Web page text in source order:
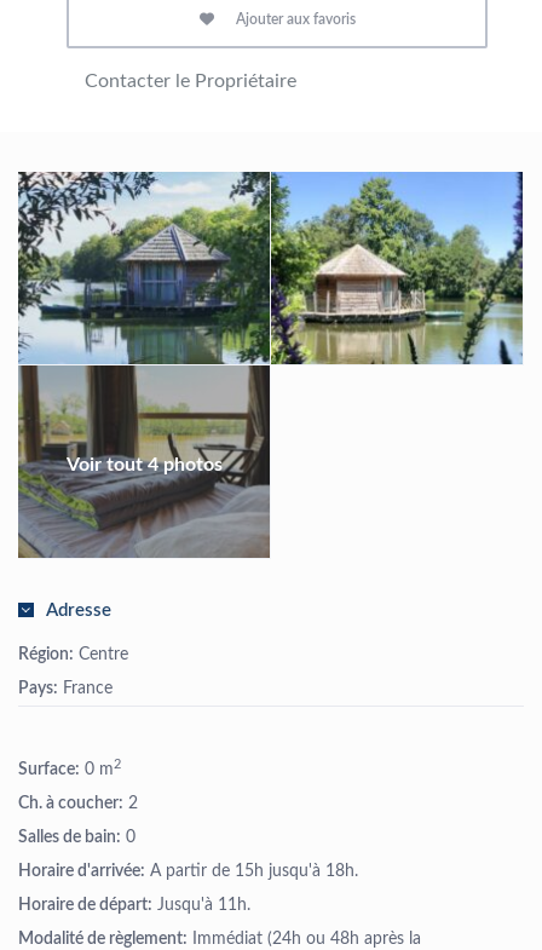
Réservation en ligne, ou par téléphone.
Nous conseillons une réservation au moins 6 à 8 mois à
l’avance pour les samedis soirs, ou vacances !
Ajouter aux favoris
Contacter le Propriétaire
Voir tout 4 photos
Adresse
Région: Centre
Pays: France
Surface: 0 m 2
Ch. à coucher: 2
Salles de bain: 0
Horaire d'arrivée: A partir de 15h jusqu'à 18h.
Horaire de départ: Jusqu'à 11h.
Modalité de règlement: Immédiat (24h ou 48h après la